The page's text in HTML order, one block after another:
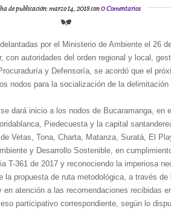
de publicación: marzo 14, 2018 con0 Comentarios
por el Ministerio de Ambiente el 26
con autoridades del orden regional y local,
y Defensoría, se acordó que el
nodos para la socialización de la delimitación
dará inicio a los nodos de Bucaramanga, en
Piedecuesta y la capital
Vetas, Tona, Charta, Matanza, Suratá, El
y Desarrollo Sostenible, en
T-361 de 2017 y reconociendo la imperiosa
la propuesta de ruta metodológica, a través de
atención a las recomendaciones recibidas
participativo correspondiente, según lo